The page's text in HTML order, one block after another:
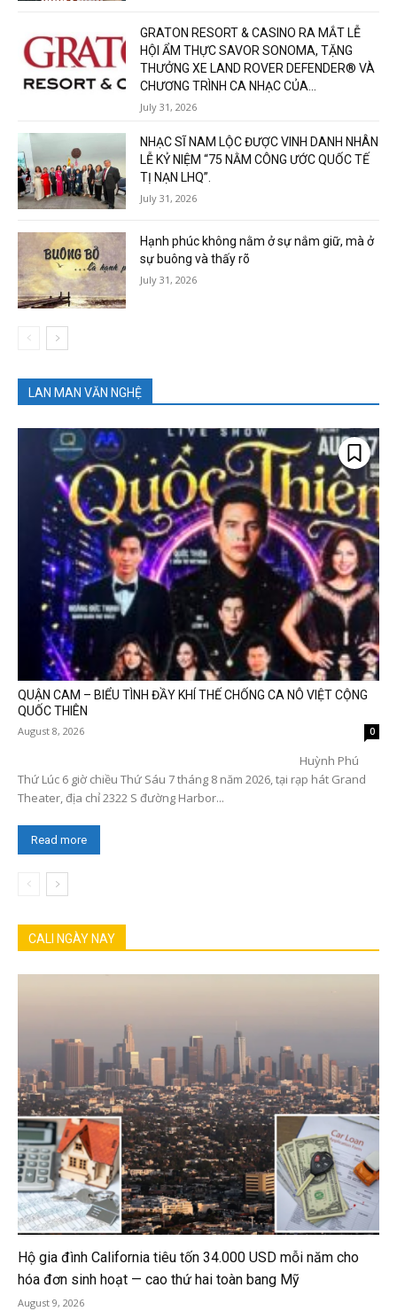
GRATON RESORT & CASINO RA MẮT LỄ
HỘI ẨM THỰC SAVOR SONOMA, TẶNG
THƯỞNG XE LAND ROVER DEFENDER® VÀ
CHƯƠNG TRÌNH CA NHẠC CỦA...
July 31, 2026
NHẠC SĨ NAM LỘC ĐƯỢC VINH DANH NHÂN
LỄ KỶ NIỆM “75 NẰM CÔNG ƯỚC QUỐC TẾ
TỊ NẠN LHQ”.
July 31, 2026
Hạnh phúc không nằm ở sự nắm giữ, mà ở
sự buông và thấy rõ
July 31, 2026
LAN MAN VĂN NGHỆ
QUẬN CAM – BIỂU TÌNH ĐẦY KHÍ THẾ CHỐNG CA NÔ VIỆT CỘNG
QUỐC THIÊN
August 8, 2026 0
Huỳnh Phú
Thứ Lúc 6 giờ chiều Thứ Sáu 7 tháng 8 năm 2026, tại rạp hát Grand
Theater, địa chỉ 2322 S đường Harbor...
Read more
CALI NGÀY NAY
Hộ gia đình California tiêu tốn 34.000 USD mỗi năm cho
hóa đơn sinh hoạt — cao thứ hai toàn bang Mỹ
August 9, 2026